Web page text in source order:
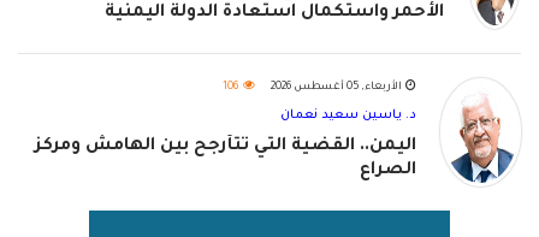
الأحمر واستكمال استعادة الدولة اليمنية
الأربعاء, 05 أغسطس 2026 106
د. ياسين سعيد نعمان
اليمن.. القضية التي تتأرجح بين الهامش ومركز
الصراع